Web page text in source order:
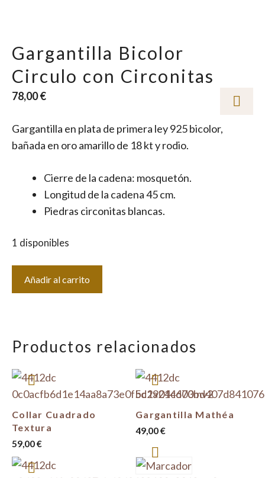
Gargantilla Bicolor
Circulo con Circonitas
78,00€
Gargantilla en plata de primera ley 925 bicolor,
bañada en oro amarillo de 18 kt y rodio.
Cierre de la cadena: mosquetón.
Longitud de la cadena 45 cm.
Piedras circonitas blancas.
1 disponibles
Circonitas
cantidad
Añadir al carrito
Productos relacionados
Collar Cuadrado
Textura
59,00€
Gargantilla Mathéa
49,00€